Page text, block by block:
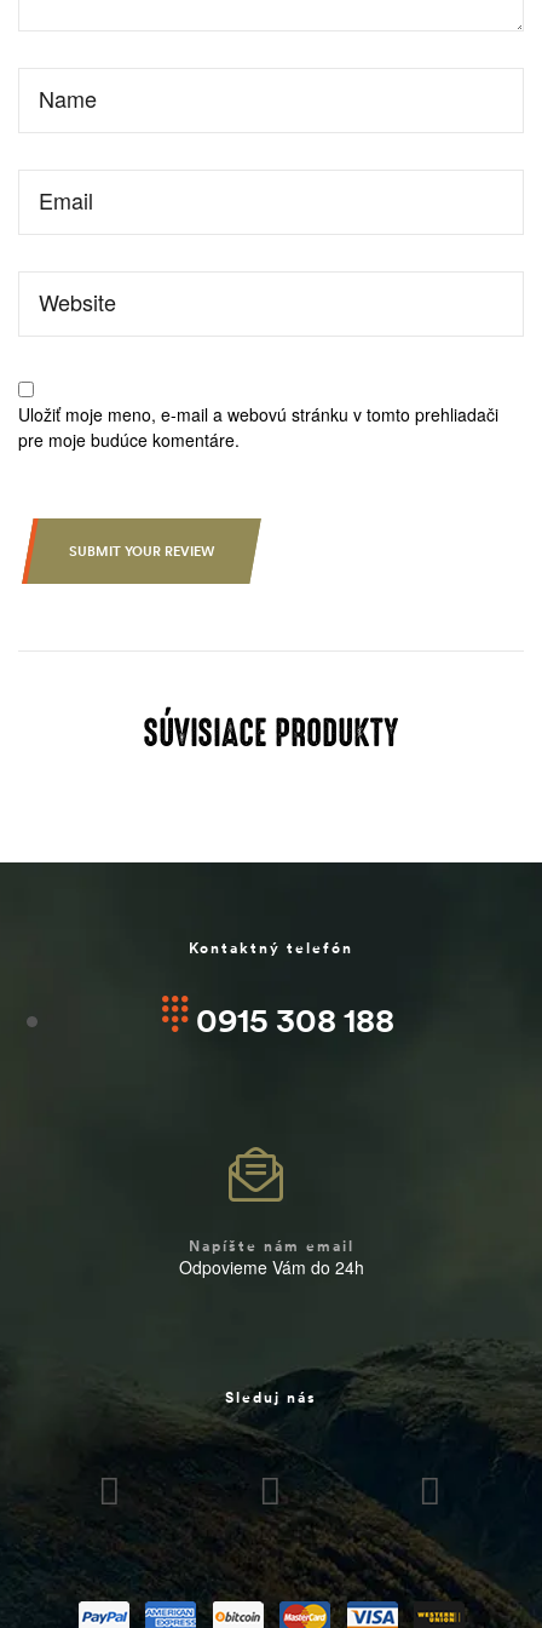
Uložiť moje meno, e-mail a webovú stránku v tomto prehliadači
pre moje budúce komentáre.
SUBMIT YOUR REVIEW
SÚVISIACE PRODUKTY
Kontaktný telefón
0915 308 188
Napíšte nám email
Odpovieme Vám do 24h
Sleduj nás